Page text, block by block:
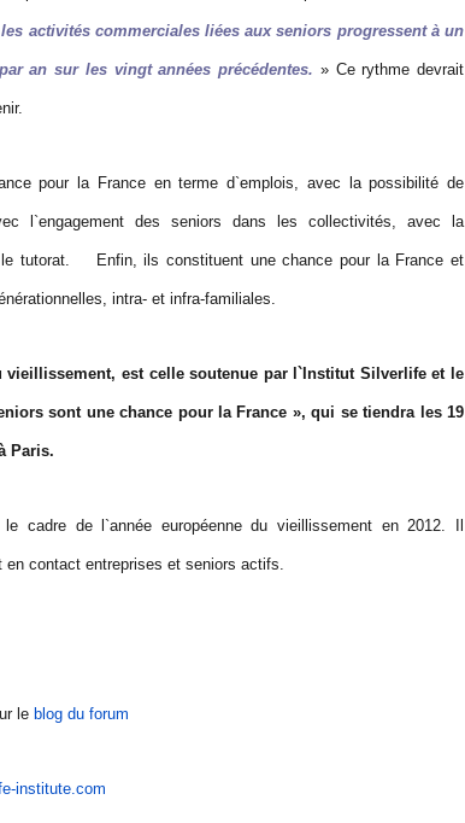
activités commerciales liées aux seniors progressent à un
an sur les vingt années précédentes. » Ce rythme devrait
pour la France en terme d`emplois, avec la possibilité de
l`engagement des seniors dans les collectivités, avec la
le tutorat. Enfin, ils constituent une chance pour la France et
intra- et infra-familiales.
est celle soutenue par l`Institut Silverlife et le
sont une chance pour la France », qui se tiendra les 19
Paris.
cadre de l`année européenne du vieillissement en 2012. Il
contact entreprises et seniors actifs.
le blog du forum
institute.com